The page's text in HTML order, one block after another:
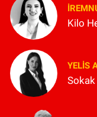
Kilo
YELIS
Sokak